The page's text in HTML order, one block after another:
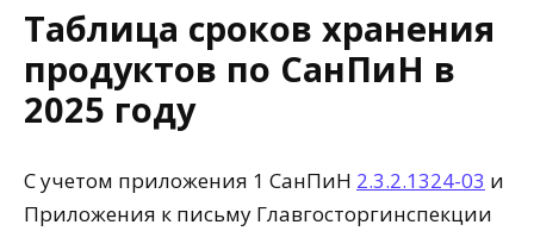
Таблица сроков хранения
продуктов по СанПиН в
2025 году
С учетом приложения 1 СанПиН 2.3.2.1324-03 и
Приложения к письму Главгосторгинспекции